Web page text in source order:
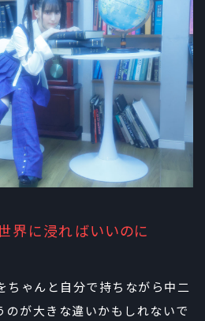
界に浸ればいいのに
ちゃんと自分で持ちながら中二
が大きな違いかもしれないで